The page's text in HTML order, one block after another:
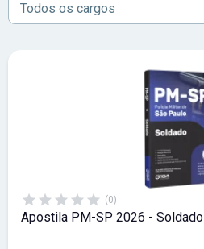
Todos os cargos
(0)
Apostila PM-SP 2026 - Soldado